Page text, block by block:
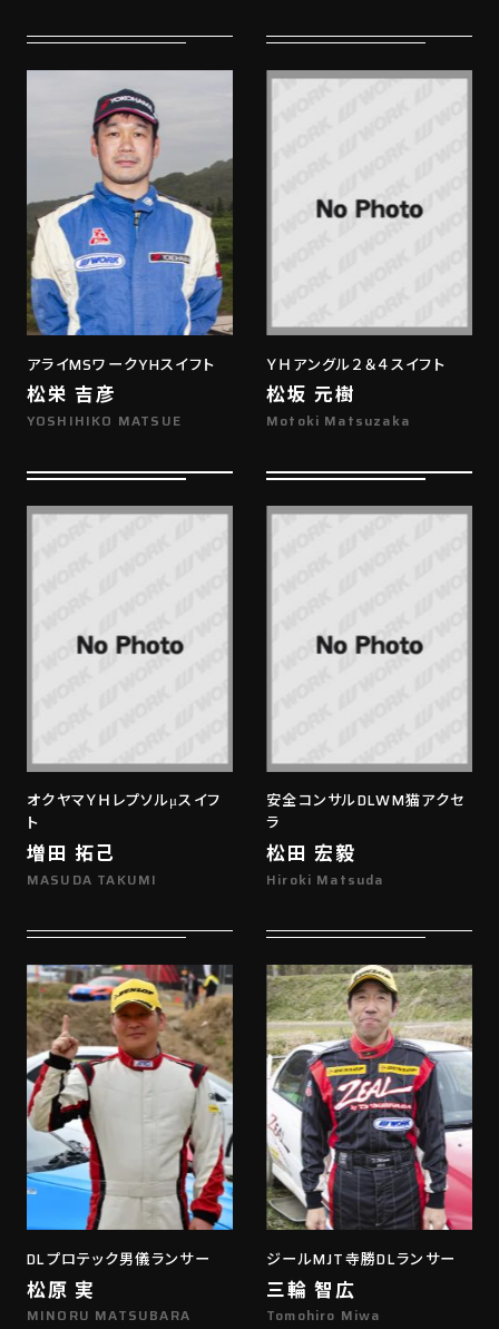
アライMSワークYHスイフト
松栄 吉彦
YOSHIHIKO MATSUE
ＹＨアングル２＆４スイフト
松坂 元樹
Motoki Matsuzaka
オクヤマＹＨレプソルμスイフ
ト
増田 拓己
MASUDA TAKUMI
安全コンサルDLWM猫アクセ
ラ
松田 宏毅
Hiroki Matsuda
DLプロテック男儀ランサー
松原 実
MINORU MATSUBARA
ジールMJT寺勝DLランサー
三輪 智広
Tomohiro Miwa